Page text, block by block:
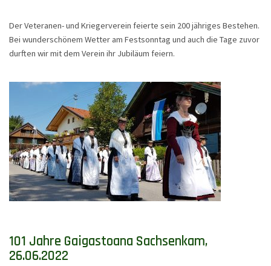
Der Veteranen- und Kriegerverein feierte sein 200 jähriges Bestehen.
Bei wunderschönem Wetter am Festsonntag und auch die Tage zuvor
durften wir mit dem Verein ihr Jubiläum feiern.
101 Jahre Gaigastoana Sachsenkam,
26.06.2022